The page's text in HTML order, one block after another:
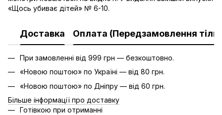
«Щось убиває дітей» № 6-10.
Доставка Оплата (Передзамовлення
При замовленні від 999 грн — безкоштовно.
«Новою поштою» по Україні — від 80 грн.
«Новою поштою» по Дніпру — від 60 грн.
Більше інформації про доставку
Готівкою при отриманні